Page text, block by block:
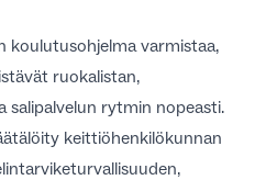
koulutusohjelmavarmistaa,
ruokalistan,
salipalvelun rytmin nopeasti.
keittiöhenkilökunnan